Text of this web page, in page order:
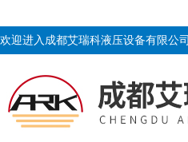
欢迎进入成都艾瑞科液压设备有限公司